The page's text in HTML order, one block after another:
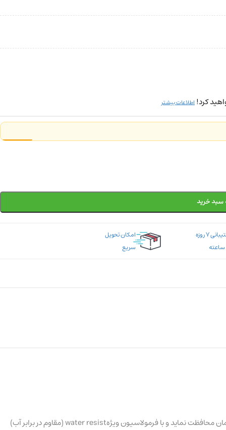
کرد! اطلاعات بیشتر
سبد خرید
پشتیبانی ۷ روزه
امکان تحویل
سریع
لوسیونی دارای فاکتور محافظت مناسب (SPF30) بوده و قادر است از پوست در مقابل اشعه مخرب ماوراء بنفش A/B آفتاب به طور همزمان محافظت نماید و با فرمولاسیون ویژهwater resist (مقاوم در برابر آب)